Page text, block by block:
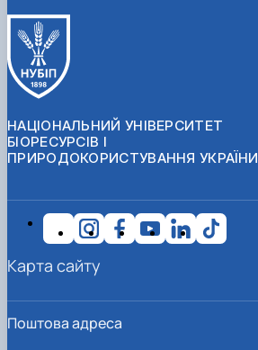
НАЦІОНАЛЬНИЙ УНІВЕРСИТЕТ
БІОРЕСУРСІВ І
ПРИРОДОКОРИСТУВАННЯ УКРАЇНИ
Поштова адреса
Карта сайту